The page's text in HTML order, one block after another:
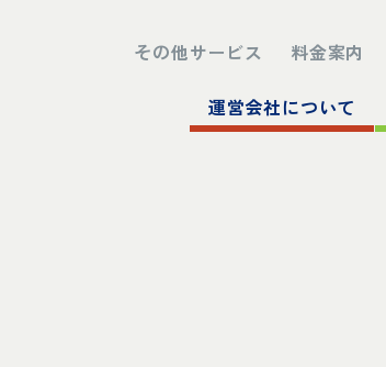
その他サービス 料金案内
運営会社について